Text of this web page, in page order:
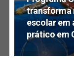
transforma
escolar em
prático em